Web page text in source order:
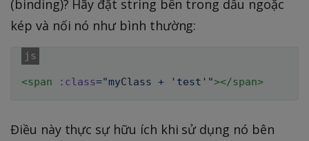
(binding)? Hãy đặt string bên trong dấu ngoặc
kép và nối nó như bình thường:
<span :class="myClass + ' test ' "></span>
Điều này thực sự hữu ích khi sử dụng nó bên